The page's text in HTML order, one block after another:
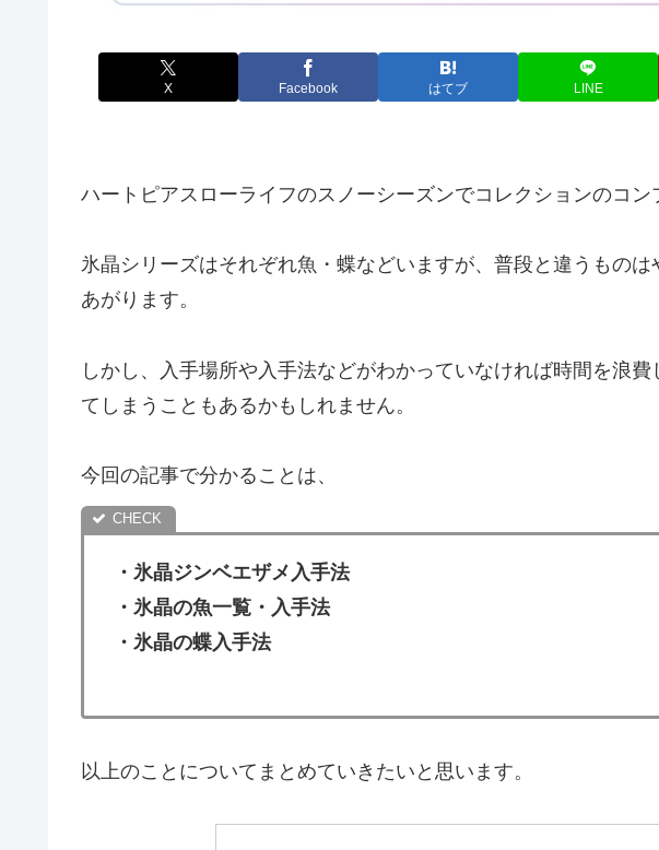
X Facebook はてブ LINE
ハートピアスローライフのスノーシーズンでコレクションのコン
氷晶シリーズはそれぞれ魚・蝶などいますが、普段と違うもの
あがります。
しかし、入手場所や入手法などがわかっていなければ時間を浪
てしまうこともあるかもしれません。
今回の記事で分かることは、
・氷晶ジンベエザメ入手法
・氷晶の魚一覧・入手法
・氷晶の蝶入手法
以上のことについてまとめていきたいと思います。